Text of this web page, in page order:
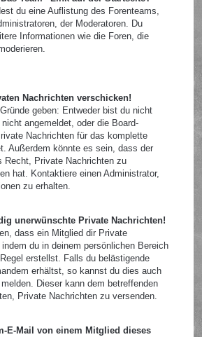
du eine Auflistung des Forenteams,
der Moderatoren. Du
Informationen wie die Foren, die
Nachrichten verschicken!
geben: Entweder bist du nicht
angemeldet, oder die Board-
Nachrichten für das komplette
Außerdem könnte es sein, dass der
Recht, Private Nachrichten zu
hat. Kontaktiere einen Administrator,
zu erhalten.
unerwünschte Private Nachrichten!
dass ein Mitglied dir Private
du in deinem persönlichen Bereich
erstellst. Falls du belästigende
erhältst, so kannst du dies auch
Dieser kann dem betreffenden
Private Nachrichten zu versenden.
E-Mail von einem Mitglied dieses